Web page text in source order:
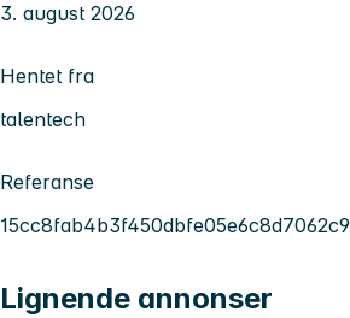
3. august 2026
Hentet fra
talentech
Referanse
15cc8fab4b3f450dbfe05e6c8d7062c9
Lignende annonser